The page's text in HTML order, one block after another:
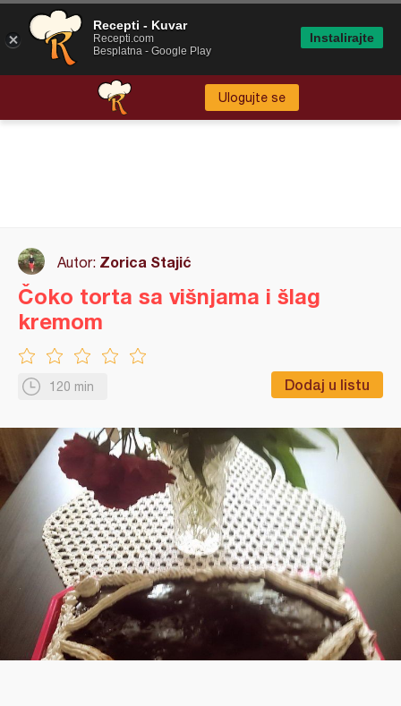
Ulogujte se
Autor: Zorica Stajić
120 min Dodaj u listu
Čoko torta sa višnjama i šlag
kremom
Recepti - Kuvar
Recepti.com
Besplatna - Google Play
Instalirajte